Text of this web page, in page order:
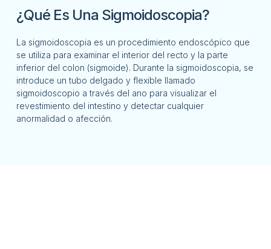
¿Qué Es Una Sigmoidoscopia?
La sigmoidoscopia es un procedimiento endoscópico que
se utiliza para examinar el interior del recto y la parte
inferior del colon (sigmoide). Durante la sigmoidoscopia, se
introduce un tubo delgado y flexible llamado
sigmoidoscopio a través del ano para visualizar el
revestimiento del intestino y detectar cualquier
anormalidad o afección.